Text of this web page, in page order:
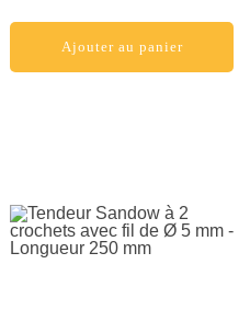
Ajouter au panier